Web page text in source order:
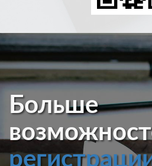
Больше